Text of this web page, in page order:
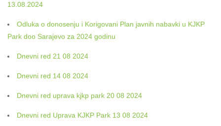
13.08.2024
Odluka o donosenju i Korigovani Plan javnih nabavki u KJKP
Park doo Sarajevo za 2024 godinu
Dnevni red 21 08 2024
Dnevni red 14 08 2024
Dnevni red uprava kjkp park 20 08 2024
Dnevni red Uprava KJKP Park 13 08 2024